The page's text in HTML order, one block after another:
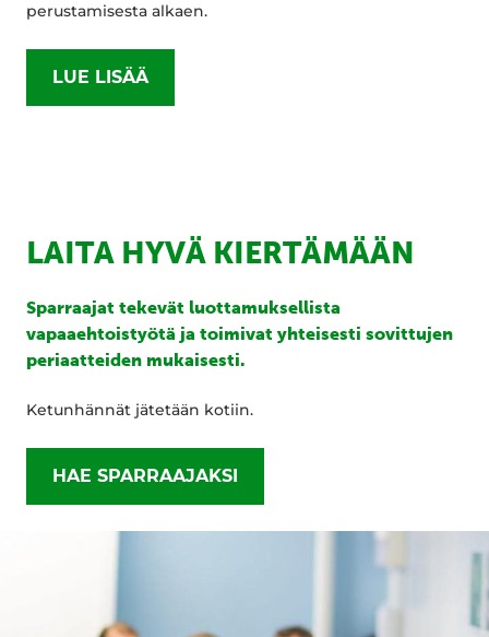
perustamisesta alkaen.
LUE LISÄÄ
LAITA HYVÄ KIERTÄMÄÄN
Sparraajat tekevät luottamuksellista
vapaaehtoistyötä ja toimivat yhteisesti sovittujen
periaatteiden mukaisesti.
Ketunhännät jätetään kotiin.
HAE SPARRAAJAKSI